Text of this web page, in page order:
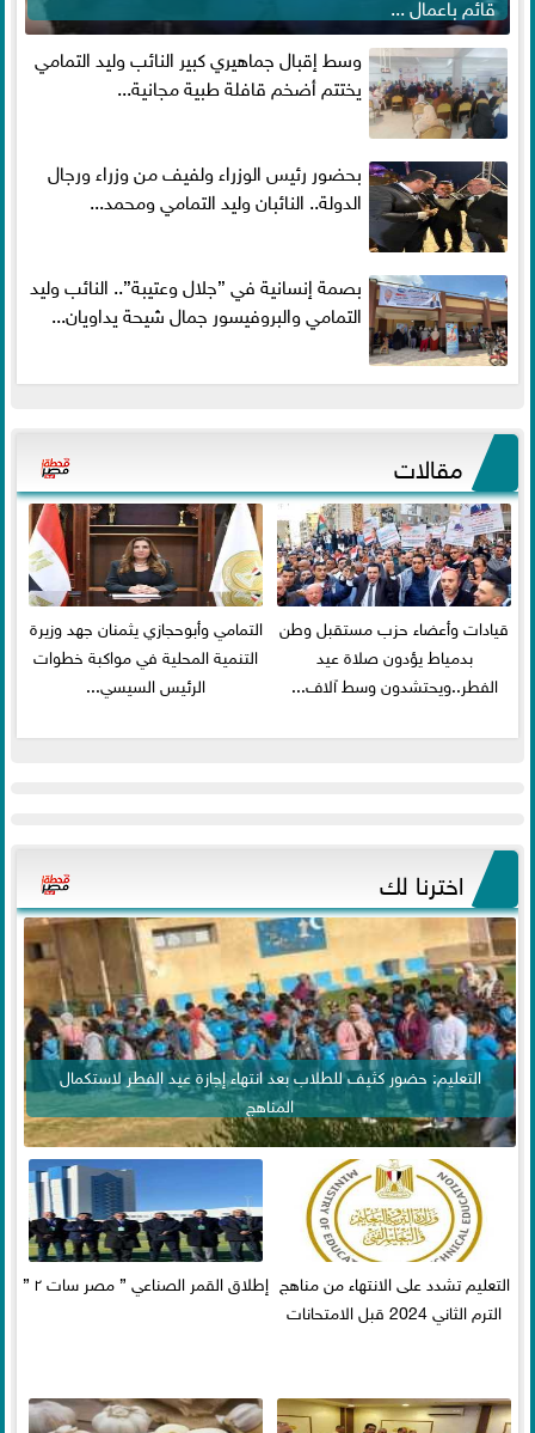
وسط إقبال جماهيري كبير النائب وليد التمامي
يختتم أضخم قافلة طبية مجانية...
بحضور رئيس الوزراء ولفيف من وزراء ورجال
الدولة.. النائبان وليد التمامي ومحمد...
بصمة إنسانية في ”جلال وعتيبة”.. النائب وليد
التمامي والبروفيسور جمال شيحة يداويان...
مقالات
قيادات وأعضاء حزب مستقبل وطن
بدمياط يؤدون صلاة عيد
الفطر..ويحتشدون وسط آلاف...
التمامي وأبوحجازي يثمنان جهد وزيرة
التنمية المحلية في مواكبة خطوات
الرئيس السيسي...
اخترنا لك
التعليم: حضور كثيف للطلاب بعد انتهاء إجازة عيد الفطر لاستكمال
المناهج
التعليم تشدد على الانتهاء من مناهج
الترم الثاني 2024 قبل الامتحانات
إطلاق القمر الصناعي ” مصر سات ٢ ”